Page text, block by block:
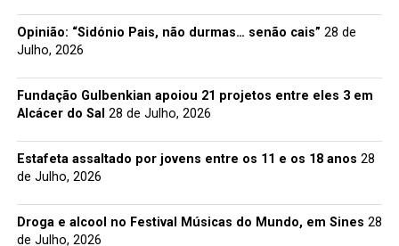
Opinião: “Sidónio Pais, não durmas… senão cais” 28 de
Julho, 2026
Fundação Gulbenkian apoiou 21 projetos entre eles 3 em
Alcácer do Sal 28 de Julho, 2026
Estafeta assaltado por jovens entre os 11 e os 18 anos 28
de Julho, 2026
Droga e alcool no Festival Músicas do Mundo, em Sines 28
de Julho, 2026